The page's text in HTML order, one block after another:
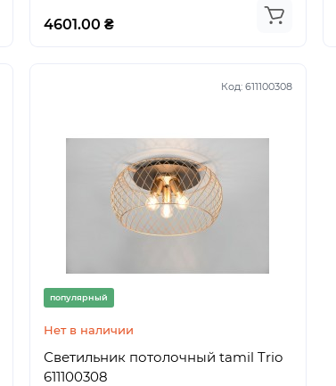
4601.00 ₴
Код: 611100308
популярный
Нет в наличии
Светильник потолочный tamil Trio
611100308